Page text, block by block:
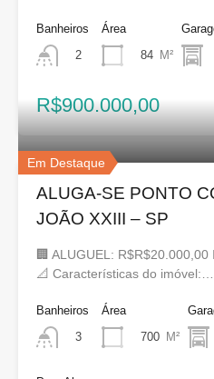
Banheiros
2
Área
84 M²
R$900.000,00
Em Destaque
ALUGA-SE PONTO
JOÃO XXIII – SP
🏢 ALUGUEL:
📐 Características do imóvel:…
Banheiros
3
Área
700 M²